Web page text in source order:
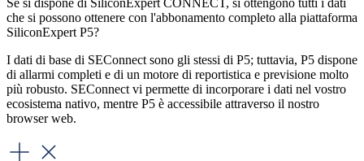
che si possono ottenere con l'abbonamento completo alla piattaforma
SiliconExpert P5?
I dati di base di SEConnect sono gli stessi di P5; tuttavia, P5 dispone
di allarmi completi e di un motore di reportistica e previsione molto
più robusto. SEConnect vi permette di incorporare i dati nel vostro
ecosistema nativo, mentre P5 è accessibile attraverso il nostro
browser web.